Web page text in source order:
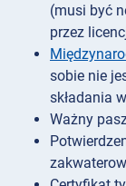
(musi być
przez
sobie nie
składania
Ważny